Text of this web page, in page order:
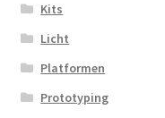
Kits
Licht
Platformen
Prototyping